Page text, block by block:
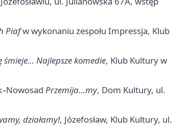
Piafw wykonaniu zespołu Impressja, Klub
śmieje… Najlepsze komedie, Klub Kultury w
Przemija…my, Dom Kultury, ul.
działamy!, Józefosław, Klub Kultury, ul.